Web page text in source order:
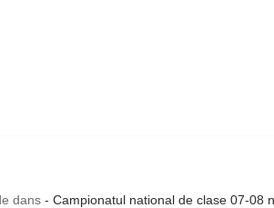
dans -Campionatul national de clase 07-08